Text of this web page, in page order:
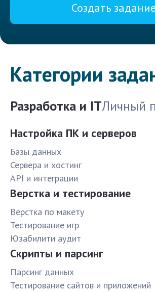
Создать задание
Категории
Разработка и ITЛичный
Настройка ПК и серверов
Базы данных
Сервера и хостинг
API и интеграции
Верстка и тестирование
Верстка по макету
Тестирование игр
Юзабилити аудит
Скрипты и парсинг
Парсинг данных
Тестирование сайтов и приложений